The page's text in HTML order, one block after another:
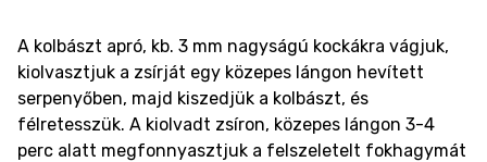
A kolbászt apró, kb. 3 mm nagyságú kockákra vágjuk,
kiolvasztjuk a zsírját egy közepes lángon hevített
serpenyőben, majd kiszedjük a kolbászt, és
félretesszük. A kiolvadt zsíron, közepes lángon 3-4
perc alatt megfonnyasztjuk a felszeletelt fokhagymát